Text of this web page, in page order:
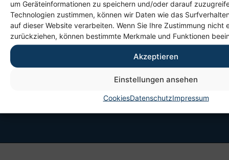
um Geräteinformationen zu speichern und/oder darauf
Technologien zustimmen, können wir Daten wie das
auf dieser Website verarbeiten. Wenn Sie Ihre Zustimmung nicht
zurückziehen, können bestimmte Merkmale und Funktionen
Akzeptieren
Einstellungen ansehen
CookiesDatenschutzImpressum
Kathrin Rorig
Ressortleiterin
Inklusion & Teilhabe | Frühförderung &
Therapie